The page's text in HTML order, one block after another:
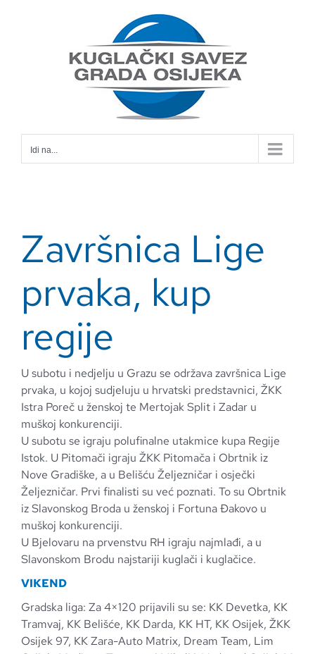
Idi na...
Završnica Lige
prvaka, kup
regije
U subotu i nedjelju u Grazu se održava završnica Lige
prvaka, u kojoj sudjeluju u hrvatski predstavnici, ŽKK
Istra Poreč u ženskoj te Mertojak Split i Zadar u
muškoj konkurenciji.
U subotu se igraju polufinalne utakmice kupa Regije
Istok. U Pitomači igraju ŽKK Pitomača i Obrtnik iz
Nove Gradiške, a u Belišću Željezničar i osječki
Željezničar. Prvi finalisti su već poznati. To su Obrtnik
iz Slavonskog Broda u ženskoj i Fortuna Đakovo u
muškoj konkurenciji.
U Bjelovaru na prvenstvu RH igraju najmlađi, a u
Slavonskom Brodu najstariji kuglači i kuglačice.
VIKEND
Gradska liga: Za 4×120 prijavili su se: KK Devetka, KK
Tramvaj, KK Belišće, KK Darda, KK HT, KK Osijek, ŽKK
Osijek 97, KK Zara-Auto Matrix, Dream Team, Lim